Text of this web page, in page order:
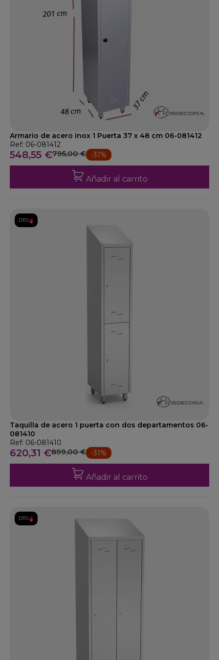
Armario de acero inox 1 Puerta 37 x 48 cm 06-081412
Ref: 06-081412
548,55 €795,00 € -31%
Añadir al carrito
DTO.
Taquilla de acero 1 puerta con dos departamentos 06-
081410
Ref: 06-081410
620,31 €899,00 € -31%
Añadir al carrito
DTO.